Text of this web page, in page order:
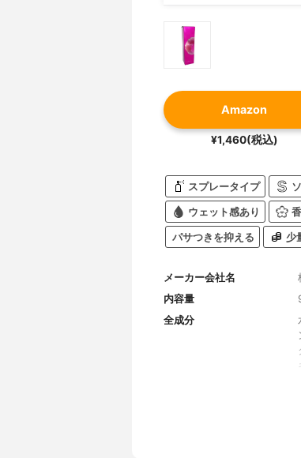
Amazon
¥1,460(税込)
スプレータイプ
ウェット感あり
パサつきを抑える 少
メーカー会社名
内容量
全成分